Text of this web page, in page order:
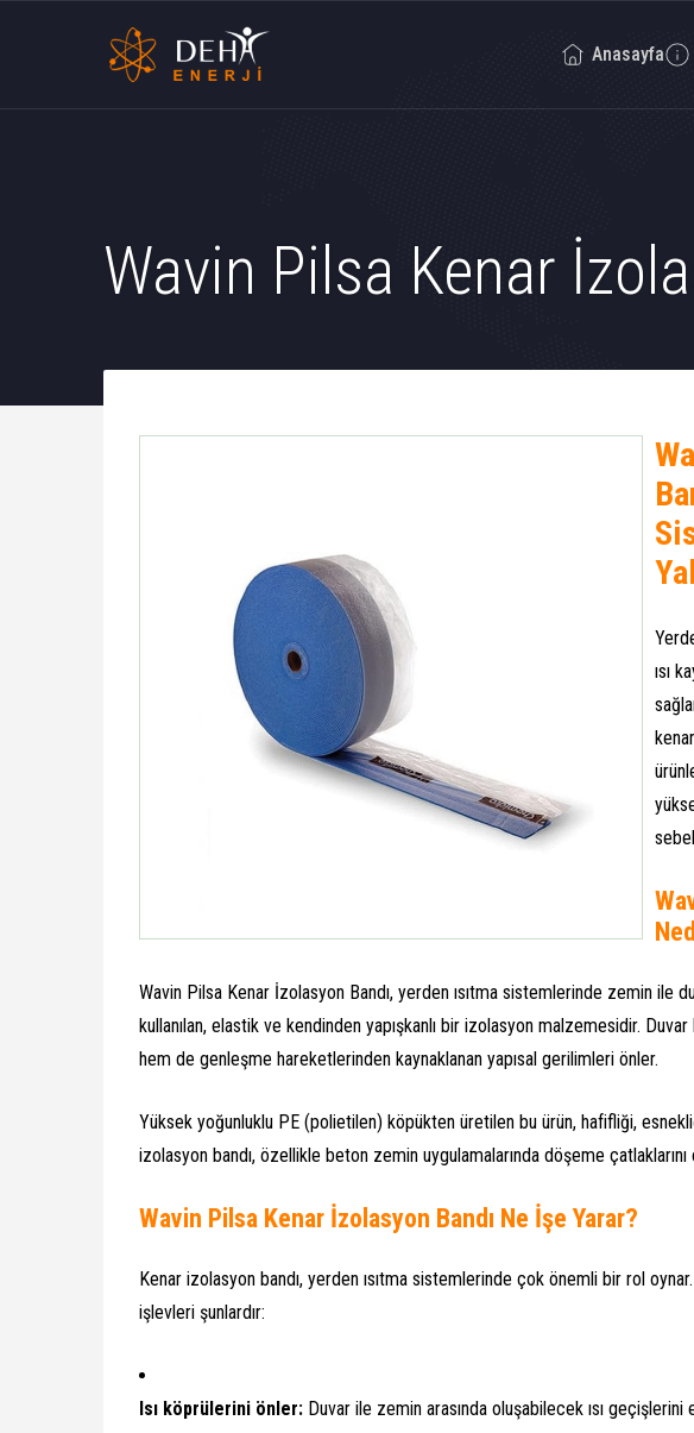
Anasayfa
Wavin Pilsa Kenar
ısı
Wavin Pilsa Kenar İzolasyon Bandı, yerden ısıtma sistemlerinde zemin ile
kullanılan, elastik ve kendinden yapışkanlı bir izolasyon malzemesidir. Duvar
hem de genleşme hareketlerinden kaynaklanan yapısal gerilimleri önler.
Yüksek yoğunluklu PE (polietilen) köpükten üretilen bu ürün, hafifliği,
izolasyon bandı, özellikle beton zemin uygulamalarında döşeme çatlaklarını
Wavin Pilsa Kenar İzolasyon Bandı Ne İşe Yarar?
Kenar izolasyon bandı, yerden ısıtma sistemlerinde çok önemli bir rol
işlevleri şunlardır:
Isı köprülerini önler: Duvar ile zemin arasında oluşabilecek ısı